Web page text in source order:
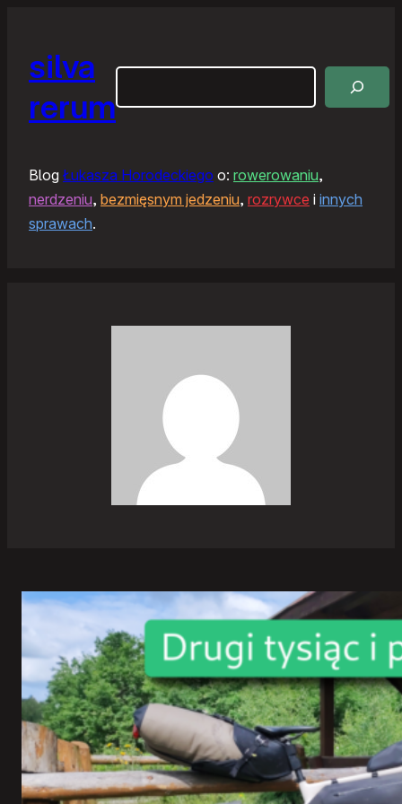
silva
rerum
Blog Łukasza Horodeckiego o: rowerowaniu,
nerdzeniu, bezmięsnym jedzeniu, rozrywce i innych
sprawach.